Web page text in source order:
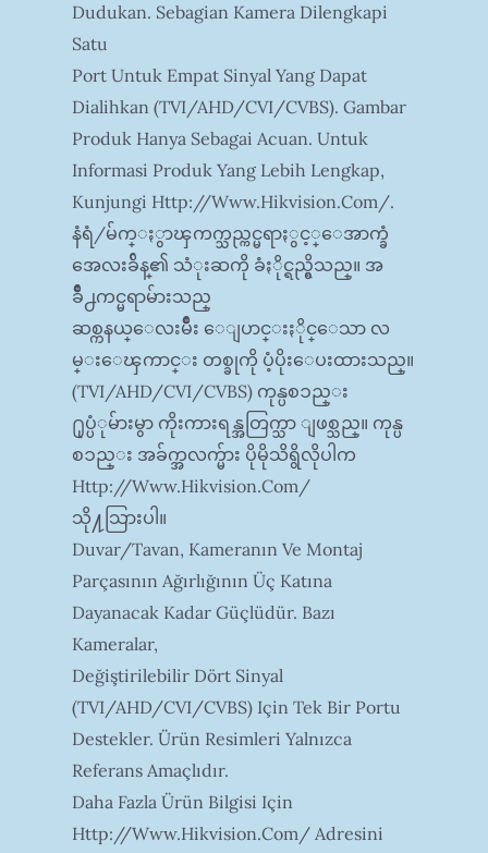
Dudukan. Sebagian Kamera Dilengkapi
Satu
Port Untuk Empat Sinyal Yang Dapat
Dialihkan (TVI/AHD/CVI/CVBS). Gambar
Produk Hanya Sebagai Acuan. Untuk
Informasi Produk Yang Lebih Lengkap,
Kunjungi Http://www.hikvision.com/.
နံရံ/မ်က္ႏွာၾကက္သည္ကင္မရာႏွင့္ေအာက္ခံ
အေလးခ်ိန္၏ သံုးဆကို ခံႏိုင္ရည္ရွိသည္။ အ
ခ်ိဳ႕ကင္မရာမ်ားသည္
ဆစ္ကနယ္ေလးမ်ဳိး ေျပာင္းႏိုင္ေသာ လ
မ္းေၾကာင္း တစ္ခုကို ပံ့ပိုးေပးထားသည္။
(TVI/AHD/CVI/CVBS) ကုန္ပစၥည္း
႐ုပ္ပံုမ်ားမွာ ကိုးကားရန္အတြက္သာ ျဖစ္သည္။ ကုန္ပ
စၥည္း အခ်က္အလက္မ်ား ပိုမိုသိရွိလိုပါက
Http://www.hikvision.com/
သို႔သြားပါ။
Duvar/tavan, Kameranın Ve Montaj
Parçasının Ağırlığının Üç Katına
Dayanacak Kadar Güçlüdür. Bazı
Kameralar,
Değiştirilebilir Dört Sinyal
(TVI/AHD/CVI/CVBS) Için Tek Bir Portu
Destekler. Ürün Resimleri Yalnızca
Referans Amaçlıdır.
Daha Fazla Ürün Bilgisi Için
Http://www.hikvision.com/ Adresini